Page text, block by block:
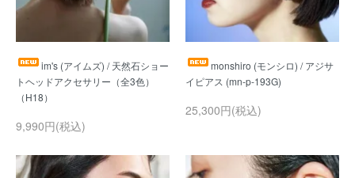
im's (アイムズ) / 天然石ショー
トヘッドアクセサリー（全3色）
9,990円(税込)
monshiro (モンシロ) / アジサ
25,300円(税込)